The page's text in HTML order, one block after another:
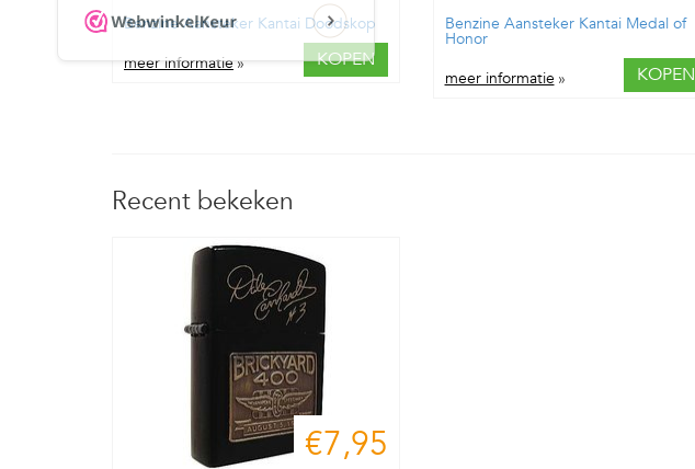
Benzine Aansteker Kantai Doodskop
meer informatie » KOPEN
Benzine Aansteker Kantai Medal of
Honor
meer informatie » KOPEN
Recent bekeken
€7,95